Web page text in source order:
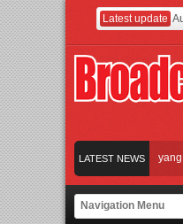
Latest update
LATEST NEWS
Film KETOK MEJIK Siap Tayang 13
UI dan Universitas Agung